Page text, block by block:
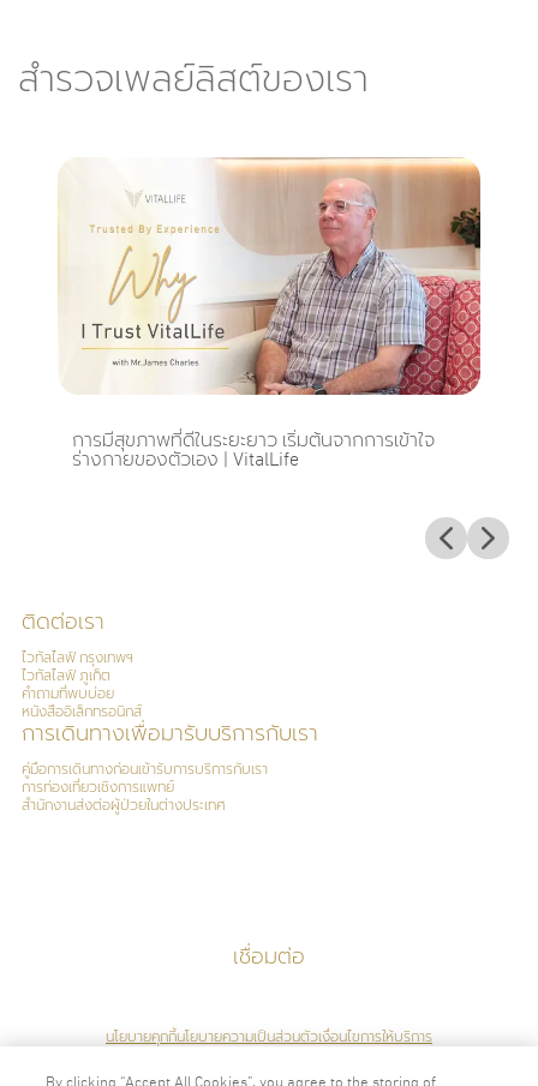
สำรวจเพลย์ลิสต์ของเรา
การมีสุขภาพที่ดีในระยะยาว เริ่มต้นจากการเข้าใจ
ร่างกายของตัวเอง | VitalLife
ติดต่อเรา
ไวทัลไลฟ์ กรุงเทพฯ
ไวทัลไลฟ์ ภูเก็ต
คำถามที่พบบ่อย
หนังสืออิเล็กทรอนิกส์
การเดินทางเพื่อมารับบริการกับเรา
คู่มือการเดินทางก่อนเข้ารับการบริการกับเรา
การท่องเที่ยวเชิงการแพทย์
สำนักงานส่งต่อผู้ป่วยในต่างประเทศ
เชื่อมต่อ
นโยบายคุกกี้นโยบายความเป็นส่วนตัวเงื่อนไขการให้บริการ
By clicking “Accept All Cookies”, you agree to the storing of